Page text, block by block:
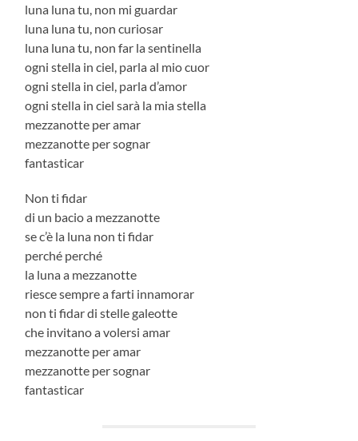
luna luna tu, non mi guardar
luna luna tu, non curiosar
luna luna tu, non far la sentinella
ogni stella in ciel, parla al mio cuor
ogni stella in ciel, parla d’amor
ogni stella in ciel sarà la mia stella
mezzanotte per amar
mezzanotte per sognar
fantasticar
Non ti fidar
di un bacio a mezzanotte
se c’è la luna non ti fidar
perché perché
la luna a mezzanotte
riesce sempre a farti innamorar
non ti fidar di stelle galeotte
che invitano a volersi amar
mezzanotte per amar
mezzanotte per sognar
fantasticar